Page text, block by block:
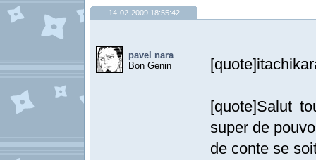
14-02-2009 18:55:42
pavel nara
Bon Genin
[quote]Salut
super de
de conte se